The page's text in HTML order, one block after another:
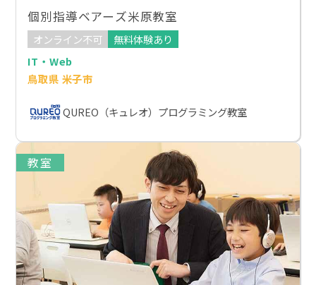
個別指導ベアーズ米原教室
オンライン不可
無料体験あり
IT・Web
鳥取県 米子市
QUREO（キュレオ）プログラミング教室
教室